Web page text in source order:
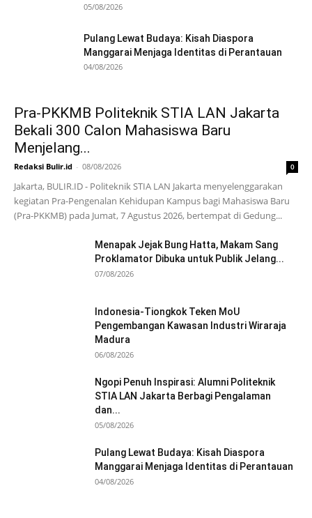
05/08/2026
Pulang Lewat Budaya: Kisah Diaspora
Manggarai Menjaga Identitas di Perantauan
04/08/2026
Pra-PKKMB Politeknik STIA LAN Jakarta
Bekali 300 Calon Mahasiswa Baru
Menjelang...
Redaksi Bulir.id - 08/08/2026 0
Jakarta, BULIR.ID - Politeknik STIA LAN Jakarta menyelenggarakan
kegiatan Pra-Pengenalan Kehidupan Kampus bagi Mahasiswa Baru
(Pra-PKKMB) pada Jumat, 7 Agustus 2026, bertempat di Gedung...
Menapak Jejak Bung Hatta, Makam Sang
Proklamator Dibuka untuk Publik Jelang...
07/08/2026
Indonesia-Tiongkok Teken MoU
Pengembangan Kawasan Industri Wiraraja
Madura
06/08/2026
Ngopi Penuh Inspirasi: Alumni Politeknik
STIA LAN Jakarta Berbagi Pengalaman
dan...
05/08/2026
Pulang Lewat Budaya: Kisah Diaspora
Manggarai Menjaga Identitas di Perantauan
04/08/2026